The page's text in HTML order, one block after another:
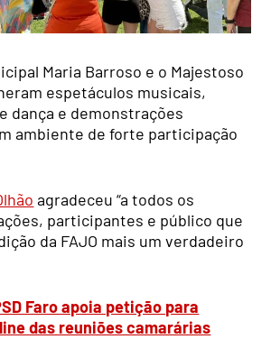
Maria Barroso e o Majestoso
espetáculos musicais,
dança e demonstrações
ambiente de forte participação
agradeceu “a todos os
participantes e público que
da FAJO mais um verdadeiro
Faro apoia petição para
das reuniões camarárias